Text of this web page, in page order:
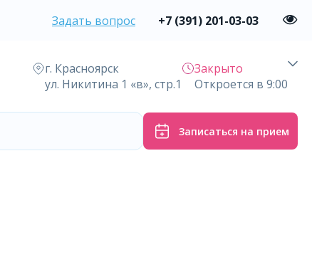
Задать вопрос +7 (391) 201-03-03
г. Красноярск
ул. Никитина 1 «в», стр.1
Закрыто
Откроется в 9:00
Записаться на прием